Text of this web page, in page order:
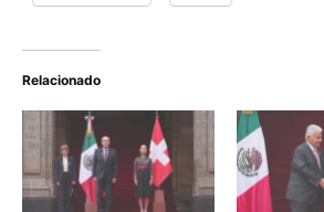
Relacionado